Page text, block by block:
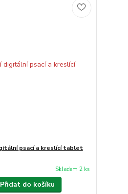
psací a kreslící tablet
Skladem 2 ks
Přidat do košíku